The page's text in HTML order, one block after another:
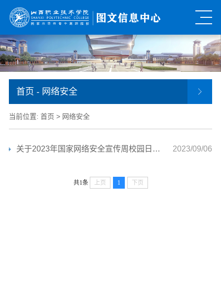
首页 - 网络安全
当前位置: 首页 > 网络安全
2023/09/06
关于2023年国家网络安全宣传周校园日活动介绍
共1条 上页 1 下页